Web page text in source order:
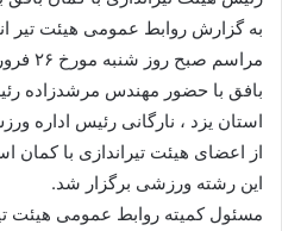
به گزارش روابط عمومی هیئت تیر
مراسم
بافق با حضور مهندس مرشدزاده
استان یزد ، نارگانی رئیس اداره
از اعضای هیئت تیراندازی با کمان
این رشته ورزشی برگزار شد.
مسئول کمیته روابط عمومی هیئت